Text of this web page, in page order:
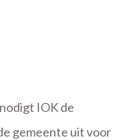
IOK de
gemeente uit voor